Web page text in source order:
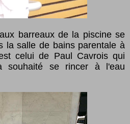
barreaux de la piscine se
la salle de bains parentale à
celui de Paul Cavrois qui
souhaité se rincer à l'eau